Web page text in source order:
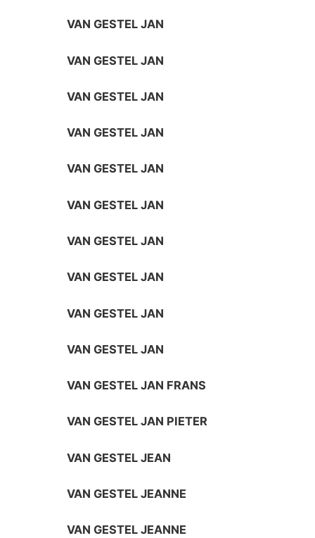
VAN GESTEL JAN
VAN GESTEL JAN
VAN GESTEL JAN
VAN GESTEL JAN
VAN GESTEL JAN
VAN GESTEL JAN
VAN GESTEL JAN
VAN GESTEL JAN
VAN GESTEL JAN
VAN GESTEL JAN
VAN GESTEL JAN FRANS
VAN GESTEL JAN PIETER
VAN GESTEL JEAN
VAN GESTEL JEANNE
VAN GESTEL JEANNE